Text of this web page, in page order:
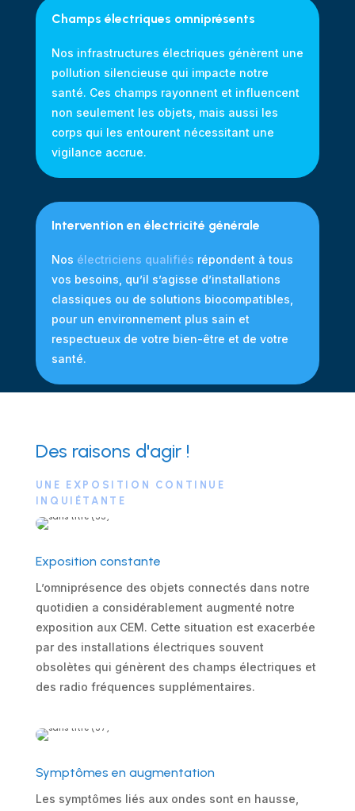
Champs électriques omniprésents
Nos infrastructures électriques génèrent une
pollution silencieuse qui impacte notre
santé. Ces champs rayonnent et influencent
non seulement les objets, mais aussi les
corps qui les entourent nécessitant une
vigilance accrue.
Intervention en électricité générale
Nos électriciens qualifiés répondent à tous
vos besoins, qu’il s’agisse d’installations
classiques ou de solutions biocompatibles,
pour un environnement plus sain et
respectueux de votre bien-être et de votre
santé.
Des raisons d'agir !
UNE EXPOSITION CONTINUE
INQUIÉTANTE
Exposition constante
L’omniprésence des objets connectés dans notre
quotidien a considérablement augmenté notre
exposition aux CEM. Cette situation est exacerbée
par des installations électriques souvent
obsolètes qui génèrent des champs électriques et
des radio fréquences supplémentaires.
Symptômes en augmentation
Les symptômes liés aux ondes sont en hausse,